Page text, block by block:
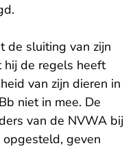
de sluiting van zijn
hij de regels heeft
van zijn dieren in
niet in mee. De
van de NVWA bij
geven